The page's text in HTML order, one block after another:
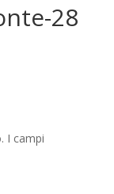
28
I campi